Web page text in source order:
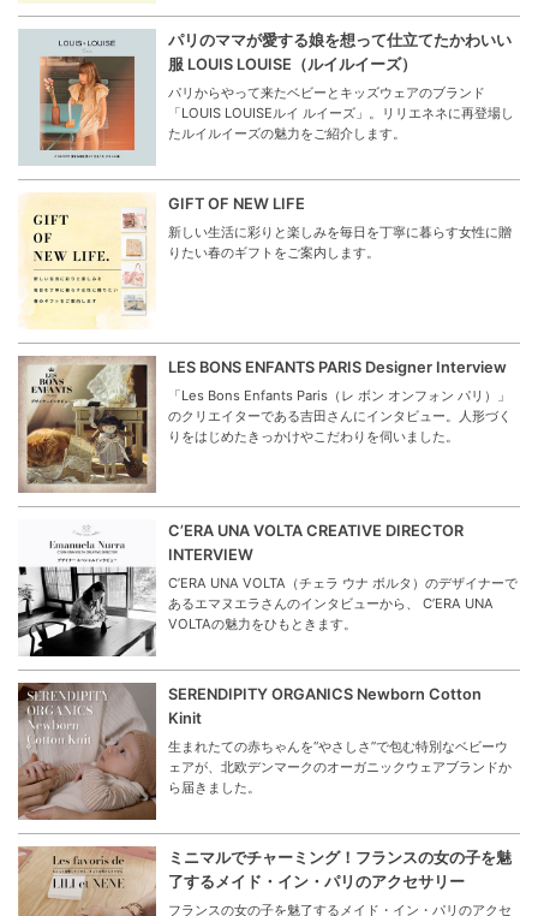
パリのママが愛する娘を想って仕立てたかわいい
服 LOUIS LOUISE（ルイルイーズ）
パリからやって来たベビーとキッズウェアのブランド
「LOUIS LOUISEルイ ルイーズ」。リリエネネに再登場し
たルイルイーズの魅力をご紹介します。
GIFT OF NEW LIFE
新しい生活に彩りと楽しみを毎日を丁寧に暮らす女性に贈
りたい春のギフトをご案内します。
LES BONS ENFANTS PARIS Designer Interview
「Les Bons Enfants Paris（レ ボン オンフォン パリ）」
のクリエイターである吉田さんにインタビュー。人形づく
りをはじめたきっかけやこだわりを伺いました。
C’ERA UNA VOLTA CREATIVE DIRECTOR
INTERVIEW
C’ERA UNA VOLTA（チェラ ウナ ボルタ）のデザイナーで
あるエマヌエラさんのインタビューから、 C’ERA UNA
VOLTAの魅力をひもときます。
SERENDIPITY ORGANICS Newborn Cotton
Kinit
生まれたての赤ちゃんを“やさしさ”で包む特別なベビーウ
ェアが、北欧デンマークのオーガニックウェアブランドか
ら届きました。
ミニマルでチャーミング！フランスの女の子を魅
了するメイド・イン・パリのアクセサリー
フランスの女の子を魅了するメイド・イン・パリのアクセ